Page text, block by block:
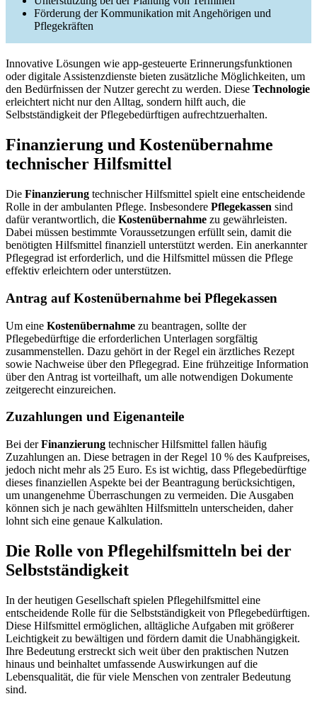
Förderung der Kommunikation mit Angehörigen und
Pflegekräften
Innovative Lösungen wie app-gesteuerte Erinnerungsfunktionen
oder digitale Assistenzdienste bieten zusätzliche Möglichkeiten, um
den Bedürfnissen der Nutzer gerecht zu werden. Diese Technologie
erleichtert nicht nur den Alltag, sondern hilft auch, die
Selbstständigkeit der Pflegebedürftigen aufrechtzuerhalten.
Finanzierung und Kostenübernahme
technischer Hilfsmittel
Die Finanzierung technischer Hilfsmittel spielt eine entscheidende
Rolle in der ambulanten Pflege. Insbesondere Pflegekassen sind
dafür verantwortlich, die Kostenübernahme zu gewährleisten.
Dabei müssen bestimmte Voraussetzungen erfüllt sein, damit die
benötigten Hilfsmittel finanziell unterstützt werden. Ein anerkannter
Pflegegrad ist erforderlich, und die Hilfsmittel müssen die Pflege
effektiv erleichtern oder unterstützen.
Antrag auf Kostenübernahme bei Pflegekassen
Um eine Kostenübernahme zu beantragen, sollte der
Pflegebedürftige die erforderlichen Unterlagen sorgfältig
zusammenstellen. Dazu gehört in der Regel ein ärztliches Rezept
sowie Nachweise über den Pflegegrad. Eine frühzeitige Information
über den Antrag ist vorteilhaft, um alle notwendigen Dokumente
zeitgerecht einzureichen.
Zuzahlungen und Eigenanteile
Bei derFinanzierung technischer Hilfsmittel fallen häufig
Zuzahlungen an. Diese betragen in der Regel 10 % des Kaufpreises,
jedoch nicht mehr als 25 Euro. Es ist wichtig, dass Pflegebedürftige
dieses finanziellen Aspekte bei der Beantragung berücksichtigen,
um unangenehme Überraschungen zu vermeiden. Die Ausgaben
können sich je nach gewählten Hilfsmitteln unterscheiden, daher
lohnt sich eine genaue Kalkulation.
Die Rolle von Pflegehilfsmitteln bei der
Selbstständigkeit
In der heutigen Gesellschaft spielen Pflegehilfsmittel eine
entscheidende Rolle für die Selbstständigkeit von Pflegebedürftigen.
Diese Hilfsmittel ermöglichen, alltägliche Aufgaben mit größerer
Leichtigkeit zu bewältigen und fördern damit die Unabhängigkeit.
Ihre Bedeutung erstreckt sich weit über den praktischen Nutzen
hinaus und beinhaltet umfassende Auswirkungen auf die
Lebensqualität, die für viele Menschen von zentraler Bedeutung
sind.